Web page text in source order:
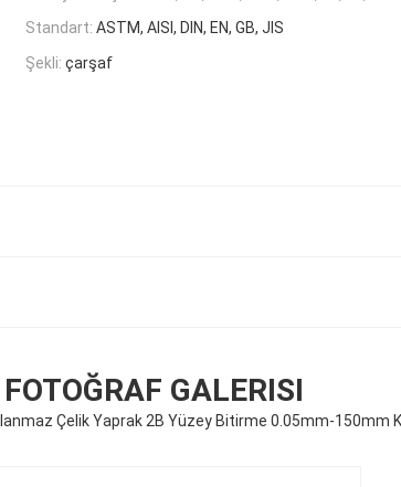
Standart: ASTM, AISI, DIN, EN, GB, JIS
Şekli: çarşaf
FOTOĞRAF GALERISI
Çelik Yaprak 2B Yüzey Bitirme 0.05mm-150mm